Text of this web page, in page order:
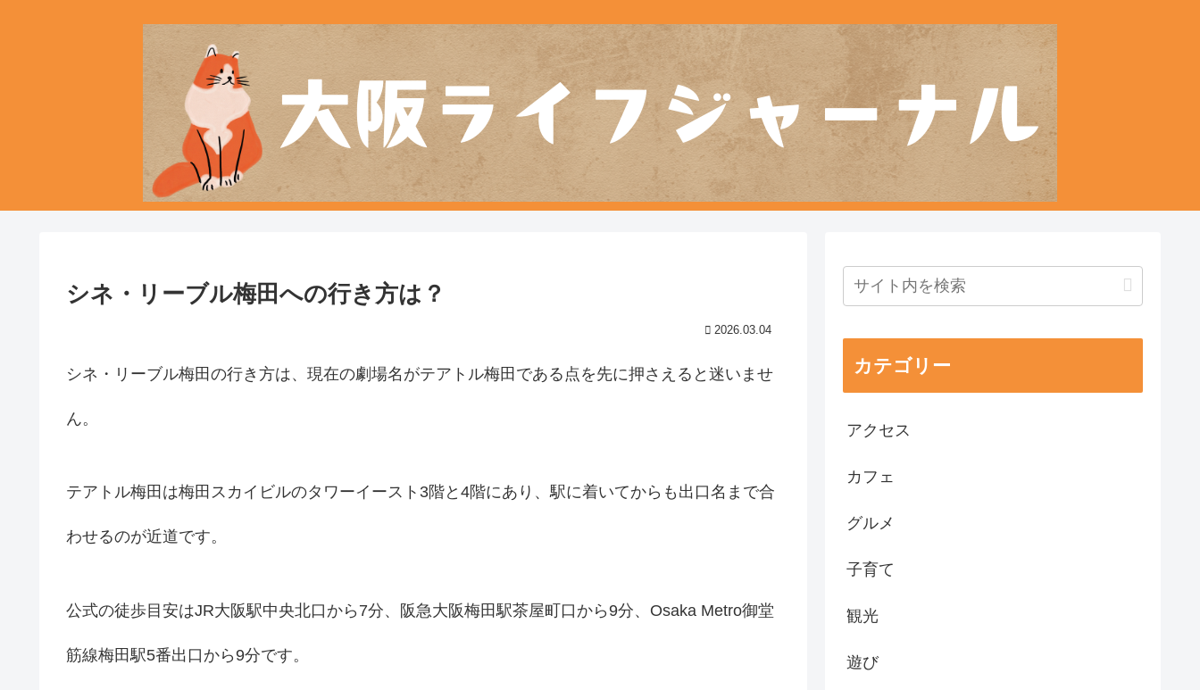
シネ・リーブル梅田への行き方は？
2026.03.04
シネ・リーブル梅田の行き方は、現在の劇場名がテアトル梅田である点を先に押さえると迷いませ
ん。
テアトル梅田は梅田スカイビルのタワーイースト3階と4階にあり、駅に着いてからも出口名まで合
わせるのが近道です。
公式の徒歩目安はJR大阪駅中央北口から7分、阪急大阪梅田駅茶屋町口から9分、Osaka Metro御堂
筋線梅田駅5番出口から9分です。
カテゴリー
アクセス
カフェ
グルメ
子育て
観光
遊び